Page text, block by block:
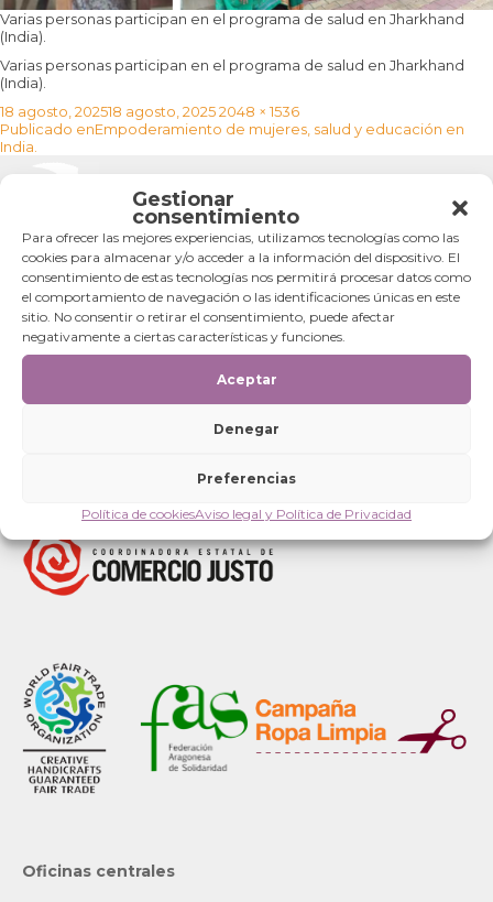
Gestionar
consentimiento
Para ofrecer las mejores experiencias, utilizamos tecnologías como las
cookies para almacenar y/o acceder a la información del dispositivo. El
consentimiento de estas tecnologías nos permitirá procesar datos como
el comportamiento de navegación o las identificaciones únicas en este
sitio. No consentir o retirar el consentimiento, puede afectar
negativamente a ciertas características y funciones.
Aceptar
Denegar
Preferencias
Política de cookiesAviso legal y Política de Privacidad
Varias personas participan en el programa de salud en Jharkhand
(India).
Varias personas participan en el programa de salud en Jharkhand
(India).
Publicado
el
18 agosto, 202518 agosto, 2025Tamaño
completo
2048 × 1536
Navegación
de
Publicado enEmpoderamiento de mujeres, salud y educación en
India.
Categorías
Oficinas centrales